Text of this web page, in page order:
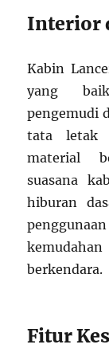
Interior
Kabin
yang
pengemudi
tata letak
material
suasana
hiburan
berkendara.
Fitur